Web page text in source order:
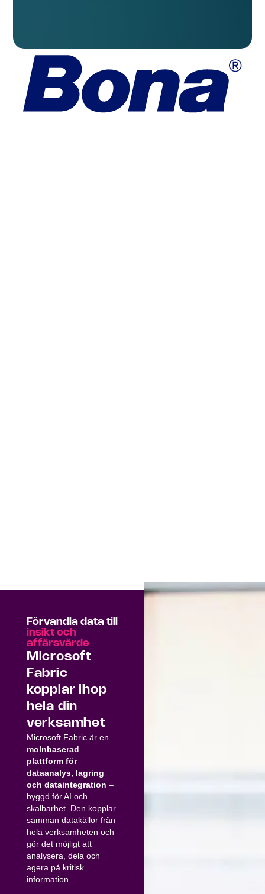
Förvandla data till
insikt och
affärsvärde
Microsoft
Fabric
kopplar ihop
hela din
verksamhet
Microsoft Fabric är en
molnbaserad
plattform för
dataanalys, lagring
och dataintegration –
byggd för AI och
skalbarhet. Den kopplar
samman datakällor från
hela verksamheten och
gör det möjligt att
analysera, dela och
agera på kritisk
information.